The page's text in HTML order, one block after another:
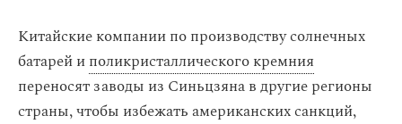
Китайские компании по производству солнечных
батарей иполикристаллического кремния
переносят заводы из Синьцзяна в другие регионы
страны, чтобы избежать американских санкций,